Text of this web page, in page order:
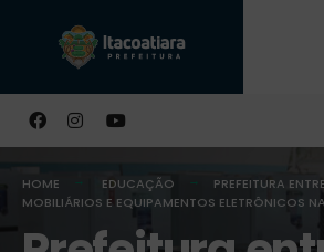
HOME EDUCAÇÃO
PREFEITURA
MOBILIÁRIOS E EQUIPAMENTOS ELETRÔNICOS
Buscar